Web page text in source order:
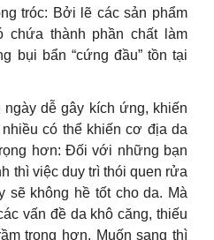
tróc: Bởi lẽ các sản phẩm
thành phần chất làm
bụi bẩn “cứng đầu” tồn tại
dễ gây kích ứng, khiến
có thể khiến cơ địa da
hơn: Đối với những bạn
thì việc duy trì thói quen rửa
sẽ không hề tốt cho da. Mà
vấn đề da khô căng, thiếu
trọng hơn. Muốn sang thì